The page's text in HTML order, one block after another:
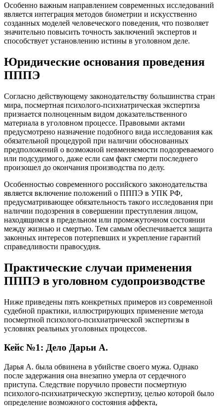
Особенно важным направлением современных исследований
является интеграция методов биометрии и искусственно
созданных моделей человеческого поведения, что позволяет
значительно повысить точность заключений экспертов и
способствует установлению истины в уголовном деле.
Юридические основания проведения
ПППЭ
Согласно действующему законодательству большинства стран
мира, посмертная психолого-психиатрическая экспертиза
признается полноценным видом доказательственного
материала в уголовном процессе. Правовыми актами
предусмотрено назначение подобного вида исследования как
обязательной процедурой при наличии обоснованных
предположений о возможной невменяемости подозреваемого
или подсудимого, даже если сам факт смерти последнего
произошел до окончания производства по делу.
Особенностью современного российского законодательства
является включение положений о ПППЭ в УПК РФ,
предусматривающее обязательность такого исследования при
наличии подозрения в совершении преступления лицом,
находящимся в предельном или промежуточном состоянии
между жизнью и смертью. Тем самым обеспечивается защита
законных интересов потерпевших и укрепление гарантий
справедливости правосудия.
Практические случаи применения
ПППЭ в уголовном судопроизводстве
Ниже приведены пять конкретных примеров из современной
судебной практики, иллюстрирующих применение метода
посмертной психолого-психиатрической экспертизы в
условиях реальных уголовных процессов.
Кейс №1: Дело Дарьи А.
Дарья А. была обвинена в убийстве своего мужа. Однако
после задержания она внезапно умерла от сердечного
приступа. Следствие поручило провести посмертную
психолого-психиатрическую экспертизу, целью которой было
определение возможного состояния аффекта,